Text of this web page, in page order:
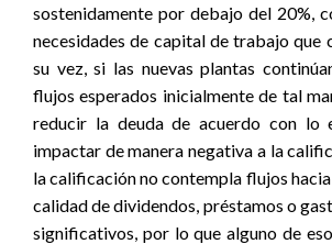
sostenidamente por debajo del 20%,
necesidades de capital de trabajo que
su vez, si las nuevas plantas
flujos esperados inicialmente de tal
reducir la deuda de acuerdo con lo
impactar de manera negativa a la
la calificación no contempla flujos
calidad de dividendos, préstamos o
significativos, por lo que alguno de